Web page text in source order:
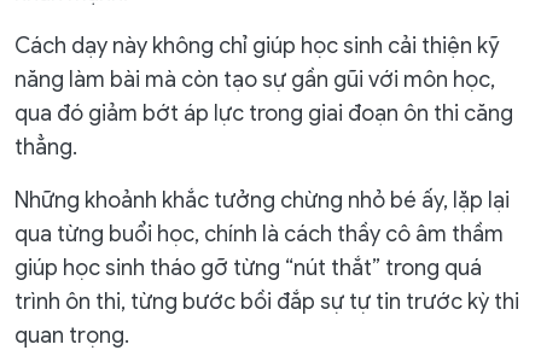
Cách dạy này không chỉ giúp học sinh cải thiện kỹ
năng làm bài mà còn tạo sự gần gũi với môn học,
qua đó giảm bớt áp lực trong giai đoạn ôn thi căng
thẳng.
Những khoảnh khắc tưởng chừng nhỏ bé ấy, lặp lại
qua từng buổi học, chính là cách thầy cô âm thầm
giúp học sinh tháo gỡ từng “nút thắt” trong quá
trình ôn thi, từng bước bồi đắp sự tự tin trước kỳ thi
quan trọng.